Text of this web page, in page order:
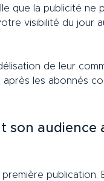
que la publicité ne
visibilité du jour
de leur
les abonnés
son
publication.